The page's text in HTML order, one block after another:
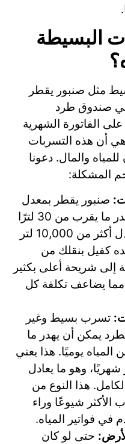
البسيطة
مثل صنبور يقطر
صندوق طرد
الفاتورة الشهرية
أن هذه التسربات
والمال. دعونا
المشكلة:
صنبور يقطر بمعدل
قطرة واحدة كل ثانية يهدر ما يقرب من 30 لترًا
من المياه يوميًا. هذا يعادل أكثر من 10,000 لتر
كفيل بنقلك من
شريحة أعلى بكثير
مما يضاعف تكلفة كل
تسرب بسيط وغير
يمكن أن يهدر ما
400 لتر من المياه يوميًا. هذا يعني
إلى 12,000 لتر شهريًا، وهو ما يعادل
هذا النوع من
الأكثر شيوعًا وراء
في فواتير المياه.
حتى لو كان